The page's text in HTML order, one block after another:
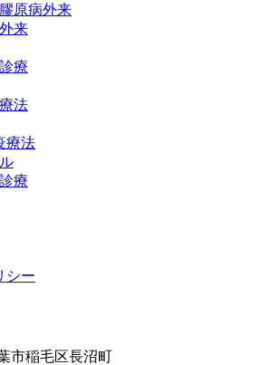
原病外来
来
療
法
療法
療
シー
市稲毛区長沼町